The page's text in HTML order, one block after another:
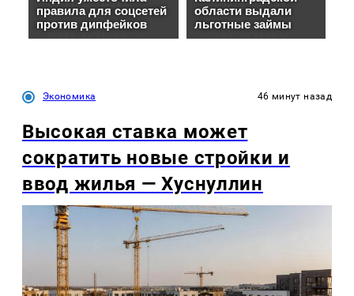
Экономика 46 минут назад
Высокая ставка может
сократить новые стройки и
ввод жилья — Хуснуллин